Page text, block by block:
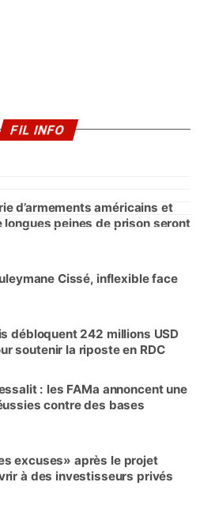
FIL INFO
d’armements américains et
longues peines de prison seront
Cissé, inflexible face
débloquent 242 millions USD
soutenir la riposte en RDC
: les FAMa annoncent une
contre des bases
excuses» après le projet
à des investisseurs privés